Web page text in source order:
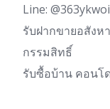
Line: @363ykwoi
รับฝากขายอสัง
กรรมสิทธิ์
รับซื้อบ้าน คอนโ